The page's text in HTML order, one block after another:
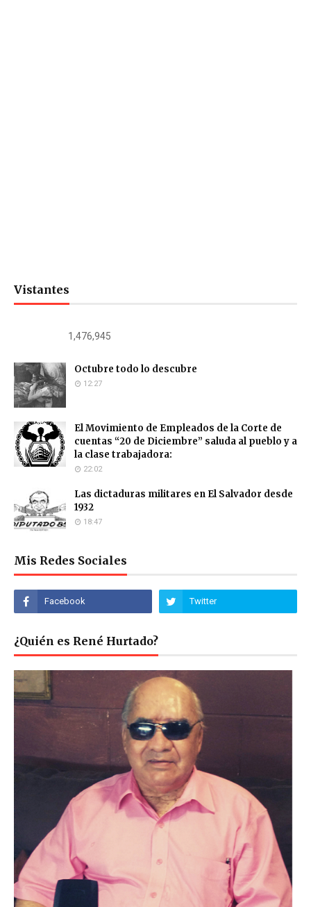
Vistantes
1,476,945
Octubre todo lo descubre
12:27
El Movimiento de Empleados de la Corte de
cuentas “20 de Diciembre” saluda al pueblo y a
la clase trabajadora:
22:02
Las dictaduras militares en El Salvador desde
1932
18:47
Mis Redes Sociales
¿Quién es René Hurtado?